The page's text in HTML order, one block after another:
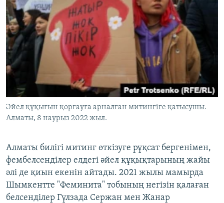
Әйел құқығын қорғауға арналған митингіге қатысушы.
Алматы, 8 наурыз 2022 жыл.
Алматы билігі митинг өткізуге рұқсат бергенімен,
фембелсенділер елдегі әйел құқықтарының жайы
әлі де қиын екенін айтады. 2021 жылы мамырда
Шымкентте "Феминита" тобының негізін қалаған
белсенділер Гүлзада Сержан мен Жанар